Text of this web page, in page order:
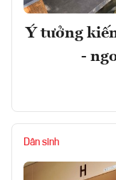
Ý tưởng
-
Dân sinh